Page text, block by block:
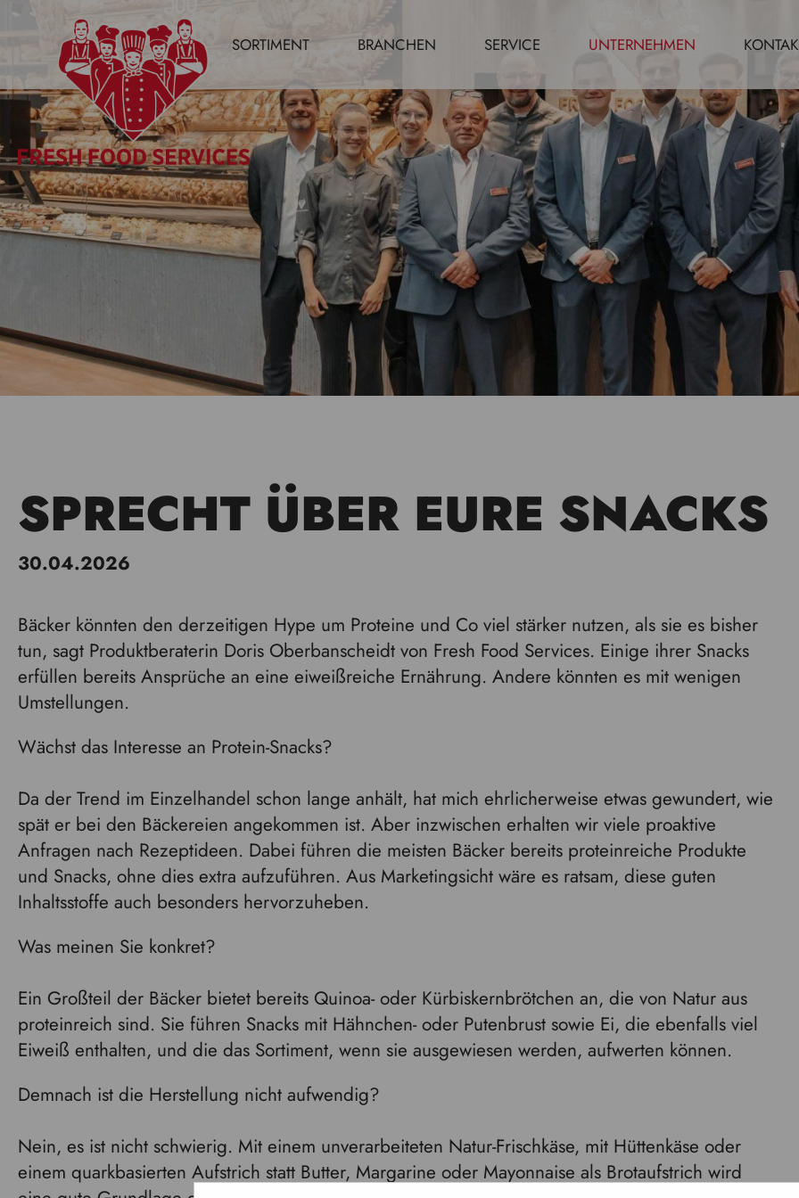
SORTIMENT BRANCHEN SERVICE UNTERNEHMEN
SPRECHT ÜBER EURE SNACKS
30.04.2026
Bäcker könnten den derzeitigen Hype um Proteine und Co viel stärker nutzen, als sie es bisher
tun, sagt Produktberaterin Doris Oberbanscheidt von Fresh Food Services. Einige ihrer Snacks
erfüllen bereits Ansprüche an eine eiweißreiche Ernährung. Andere könnten es mit wenigen
Umstellungen.
Wächst das Interesse an Protein-Snacks?
Da der Trend im Einzelhandel schon lange anhält, hat mich ehrlicherweise etwas gewundert, wie
spät er bei den Bäckereien angekommen ist. Aber inzwischen erhalten wir viele proaktive
Anfragen nach Rezeptideen. Dabei führen die meisten Bäcker bereits proteinreiche Produkte
und Snacks, ohne dies extra aufzuführen. Aus Marketingsicht wäre es ratsam, diese guten
Inhaltsstoffe auch besonders hervorzuheben.
Was meinen Sie konkret?
Ein Großteil der Bäcker bietet bereits Quinoa- oder Kürbiskernbrötchen an, die von Natur aus
proteinreich sind. Sie führen Snacks mit Hähnchen- oder Putenbrust sowie Ei, die ebenfalls viel
Eiweiß enthalten, und die das Sortiment, wenn sie ausgewiesen werden, aufwerten können.
Demnach ist die Herstellung nicht aufwendig?
Nein, es ist nicht schwierig. Mit einem unverarbeiteten Natur-Frischkäse, mit Hüttenkäse oder
einem quarkbasierten Aufstrich statt Butter, Margarine oder Mayonnaise als Brotaufstrich wird